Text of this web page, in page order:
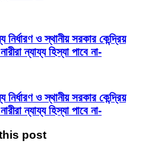
ও স্থানীয় সরকার কেন্দ্রিয়
ন্যায্য হিস্যা পাবে না-
ও স্থানীয় সরকার কেন্দ্রিয়
ন্যায্য হিস্যা পাবে না-
post